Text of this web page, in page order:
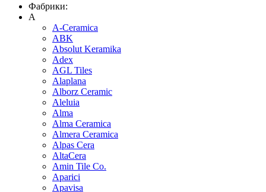
Фабрики:
A
A-Ceramica
ABK
Absolut Keramika
Adex
AGL Tiles
Alaplana
Alborz Ceramic
Aleluia
Alma
Alma Ceramica
Almera Ceramica
Alpas Cera
AltaCera
Amin Tile Co.
Aparici
Apavisa